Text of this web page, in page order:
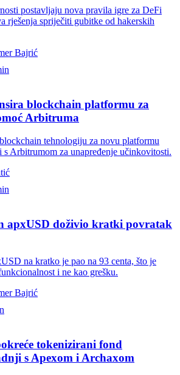
postavljaju nova pravila igre za DeFi
rješenja spriječiti gubitke od hakerskih
Bajrić
blockchain platformu za
Arbitruma
tehnologiju za novu platformu
s Arbitrumom za unapređenje učinkovitosti.
apxUSD doživio kratki povratak
na kratko je pao na 93 centa, što je
i ne kao grešku.
Bajrić
tokenizirani fond
s Apexom i Archaxom